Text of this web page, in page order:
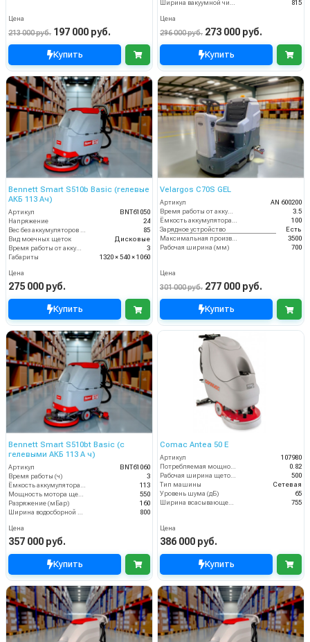
Цена
213 000 руб. 197 000 руб.
Купить
815
Цена
296 000 руб. 273 000 руб.
Купить
Bennett Smart S510b Basic (гелевые
АКБ 113 Ач)
Артикул
BNT61050
Напряжение
24
Вес без аккумуляторов (кг)
85
Вид моечных щеток
Дисковые
Время работы от аккумуляторов (ч)
3
Габариты
1320 × 540 × 1060
Цена
275 000 руб.
Купить
Velargos C70S GEL
Артикул
AN 600200
Время работы от аккумуляторов (ч)
3.5
Ёмкость аккумулятора (Ач)
100
Зарядное устройство
Есть
Максимальная производительность (кв.м/час)
3500
Рабочая ширина (мм)
700
Цена
301 000 руб. 277 000 руб.
Купить
Bennett Smart S510bt Basic (с
гелевыми АКБ 113 А ч)
Артикул
BNT61060
Время работы (ч)
3
113
550
Разряжение (мБар)
160
800
Цена
357 000 руб.
Купить
Comac Antea 50 E
Артикул
107980
0.82
500
Тип машины
Сетевая
Уровень шума (дБ)
65
755
Цена
386 000 руб.
Купить